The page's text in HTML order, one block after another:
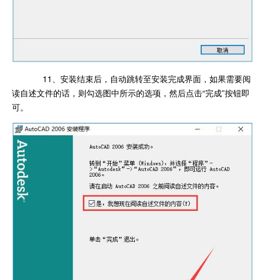
11、安装结束后，自动跳转至安装完成界面，如果需要阅
读自述文件的话，则勾选图中所示的选项，然后点击“完成”按钮即
可。